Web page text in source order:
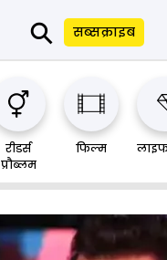
⚲ सब्सक्राइब
रीडर्स
प्रौब्लम
फिल्म